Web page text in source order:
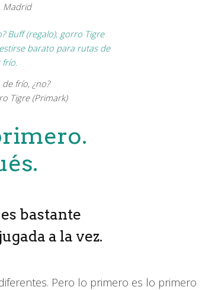
Madrid
frío, ¿no?
Tigre (Primark)
bastante
a la vez.
Pero lo primero es lo primero